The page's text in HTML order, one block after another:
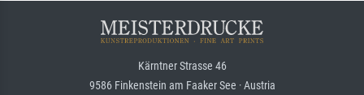
Kärntner Strasse 46
9586 Finkenstein am Faaker See · Austria